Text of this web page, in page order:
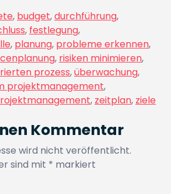
, budget,durchführung,
, festlegung,
, planung, probleme erkennen,
, risiken minimieren,
prozess,überwachung,
projektmanagement,
, zeitplan, ziele
Kommentar
wird nicht veröffentlicht.
sind mit * markiert